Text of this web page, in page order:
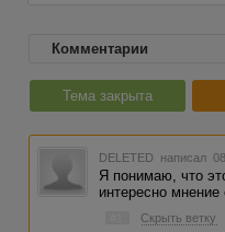
Комментарии
Тема закрыта
DELETED написал
Я понимаю, что
интересно
Скрыть ветку